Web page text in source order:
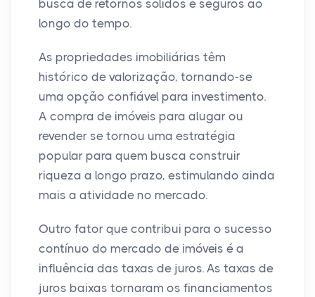
busca de retornos sólidos e seguros ao
longo do tempo.
As propriedades imobiliárias têm
histórico de valorização, tornando-se
uma opção confiável para investimento.
A compra de imóveis para alugar ou
revender se tornou uma estratégia
popular para quem busca construir
riqueza a longo prazo, estimulando ainda
mais a atividade no mercado.
Outro fator que contribui para o sucesso
contínuo do mercado de imóveis é a
influência das taxas de juros. As taxas de
juros baixas tornaram os financiamentos